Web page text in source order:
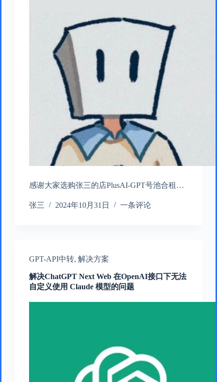
感谢大家选购张三的店PlusAI-GPT号池合租…
张三 2024年10月31日 一条评论
GPT-API中转, 解决方案
解决ChatGPT Next Web 在OpenAI接口下无法
自定义使用 Claude 模型的问题